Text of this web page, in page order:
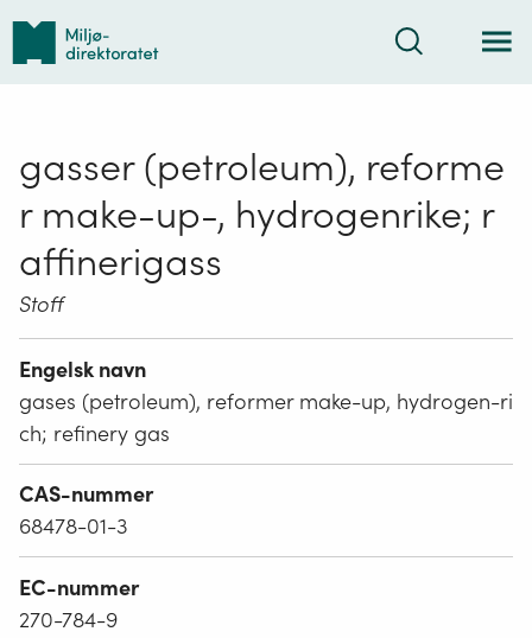
Tilbake
forsiden
Søk
gasser (petroleum), reforme
r make-up-, hydrogenrike; r
affinerigass
Stoff
Engelsk navn
gases (petroleum), reformer make-up, hydrogen-ri
ch; refinery gas
CAS-nummer
68478-01-3
EC-nummer
270-784-9